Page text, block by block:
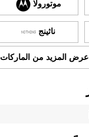
موتورولا
ناثينج
عرض المزيد من الماركات